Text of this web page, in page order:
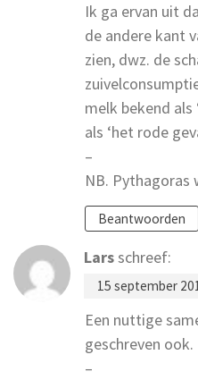
Ik ga ervan uit
de andere kant
zien, dwz. de
melk bekend als
als ‘het rode
–
NB. Pythagoras
Beantwoorden
Larsschreef:
15 september
Een nuttige
geschreven ook.
–